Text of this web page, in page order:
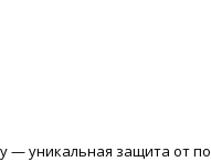
уникальная защита от